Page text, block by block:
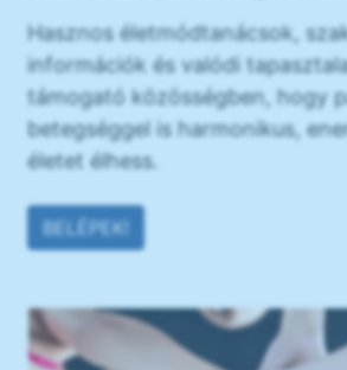
Hasznos életmódtanácsok,
információk és valódi
támogató közösségben, hogy
betegséggel is harmonikus,
életet élhess.
BELÉPEK!